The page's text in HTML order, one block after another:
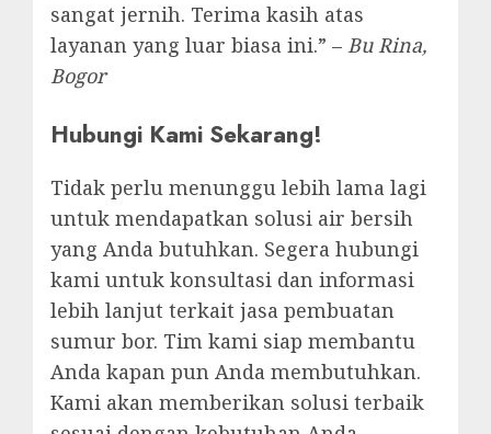
sangat jernih. Terima kasih atas
layanan yang luar biasa ini.” – Bu Rina,
Bogor
Hubungi Kami Sekarang!
Tidak perlu menunggu lebih lama lagi
untuk mendapatkan solusi air bersih
yang Anda butuhkan. Segera hubungi
kami untuk konsultasi dan informasi
lebih lanjut terkait jasa pembuatan
sumur bor. Tim kami siap membantu
Anda kapan pun Anda membutuhkan.
Kami akan memberikan solusi terbaik